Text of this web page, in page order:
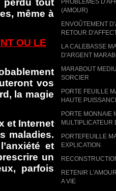
(AMOUR)
ENVOÛTEMENT
RETOUR
LA CALEBASSE
D'ARGENT
MARABOUT
SORCIER
PORTE FEUILLE
HAUTE
PORTE MONNAIE
MULTIPLICATEUR
PORTEFEUILLE
EXPLICATION
RETENIR
A VIE
perdu tout
même à
OU LE
vos
la magie
et Internet
maladies.
et
un
parfois